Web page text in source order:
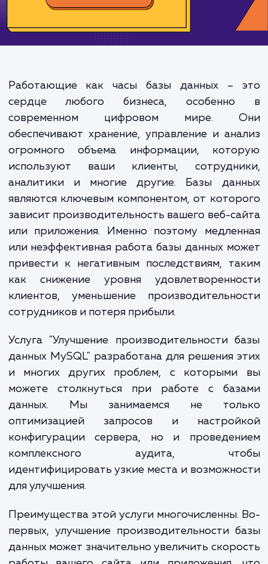
Цена:
3-16 ч
*Каждый заказ индивидуален. Указаны средние значения цены и срока.
ЗАКАЗАТЬ УСЛУГУ
Работающие как часы базы данных –
сердце любого бизнеса,
современном цифровом мире.
обеспечивают хранение, управление и
огромного объема информации,
используют ваши клиенты,
аналитики и многие другие. Базы
являются ключевым компонентом, от
зависит производительность вашего веб-
или приложения. Именно поэтому
или неэффективная работа базы данных
привести к негативным последствиям,
как снижение уровня
клиентов, уменьшение
сотрудников и потеря прибыли.
Услуга "Улучшение производительности
данных MySQL" разработана для решения
и многих других проблем, с
можете столкнуться при работе с
данных. Мы занимаемся не
оптимизацией запросов и
конфигурации сервера, но и
комплексного аудита,